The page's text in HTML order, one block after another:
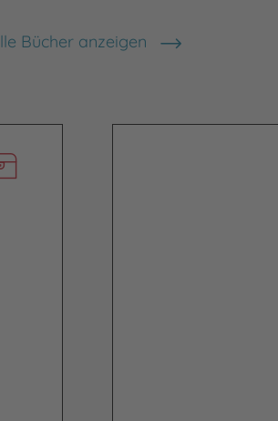
Bücher anzeigen